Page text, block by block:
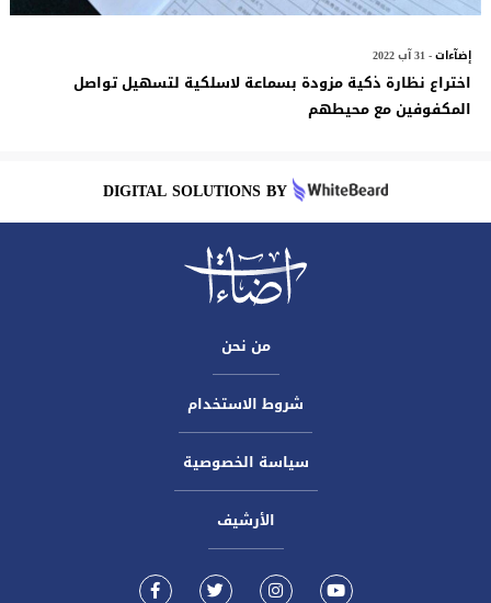
إضآءات- 31 آب 2022
اختراع نظارة ذكية مزودة بسماعة لاسلكية لتسهيل تواصل
المكفوفين مع محيطهم
DIGITAL SOLUTIONS BY
من نحن
شروط الاستخدام
سياسة الخصوصية
الأرشيف